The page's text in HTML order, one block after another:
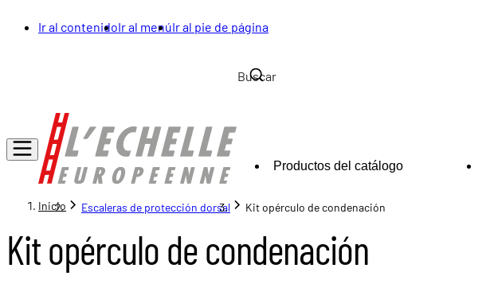
Ir al contenidoIr al menúIr al pie de página
Productos del catálogo
Inicio Escaleras de protección dorsal Kit opérculo de condenación
Kit opérculo de condenación